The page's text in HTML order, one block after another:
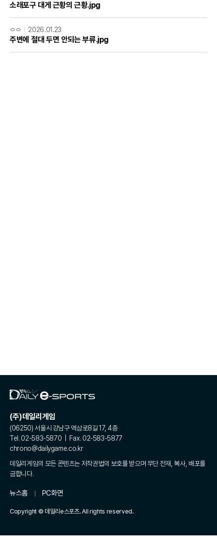
소래포구 대게 근황의 근황.jpg
ㅇㅇ 2026.01.23
주변에 절대 두면 안되는 부류.jpg
(주)데일리게임
(06250) 서울시 강남구 역삼로8길 17, 4층
Tel. 02-583-5870 | Fax. 02-583-5877
chrono@dailygame.co.kr
데일리게임의 모든 콘텐츠는 저작권법의 보호를 받으며 무단 전재, 복사, 배포를
금합니다.
뉴스홈 PC화면
Copyright © 데일리e스포츠. All rights reserved.